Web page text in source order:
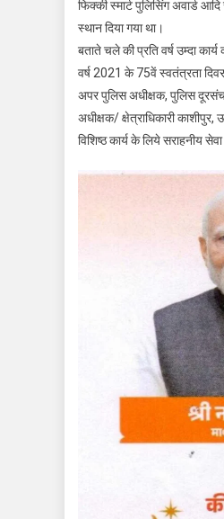
फिक्की स्मार्ट पुलिसिंग अवार्ड
स्थान दिया गया था।
बताते चले की प्रति वर्ष उम्दा
वर्ष 2021 के 75वें स्वतंत्रता
अपर पुलिस अधीक्षक, पुलिस
अधीक्षक/ क्षेत्राधिकारी
विशिष्ठ कार्य के लिये सराहनीय